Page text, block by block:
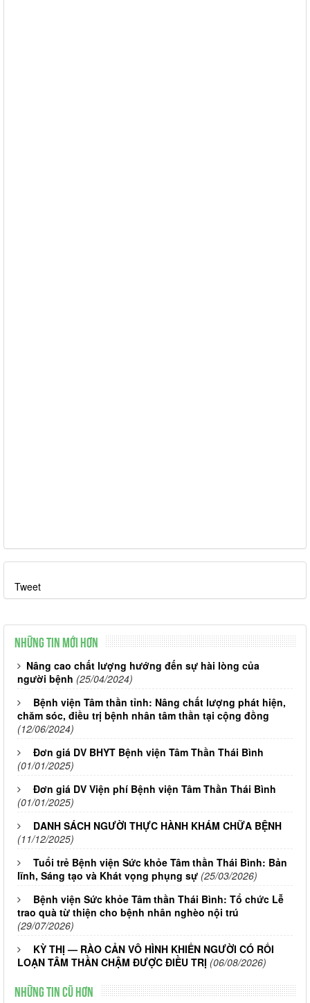
Tweet
Những tin mới hơn
Nâng cao chất lượng hướng đến sự hài lòng của
người bệnh (25/04/2024)
Bệnh viện Tâm thần tỉnh: Nâng chất lượng phát hiện,
chăm sóc, điều trị bệnh nhân tâm thần tại cộng đồng
(12/06/2024)
Đơn giá DV BHYT Bệnh viện Tâm Thần Thái Bình
(01/01/2025)
Đơn giá DV Viện phí Bệnh viện Tâm Thần Thái Bình
(01/01/2025)
DANH SÁCH NGƯỜI THỰC HÀNH KHÁM CHỮA BỆNH
(11/12/2025)
Tuổi trẻ Bệnh viện Sức khỏe Tâm thần Thái Bình: Bản
lĩnh, Sáng tạo và Khát vọng phụng sự (25/03/2026)
Bệnh viện Sức khỏe Tâm thần Thái Bình: Tổ chức Lễ
trao quà từ thiện cho bệnh nhân nghèo nội trú
(29/07/2026)
KỲ THỊ — RÀO CẢN VÔ HÌNH KHIẾN NGƯỜI CÓ RỐI
LOẠN TÂM THẦN CHẬM ĐƯỢC ĐIỀU TRỊ (06/08/2026)
Những tin cũ hơn